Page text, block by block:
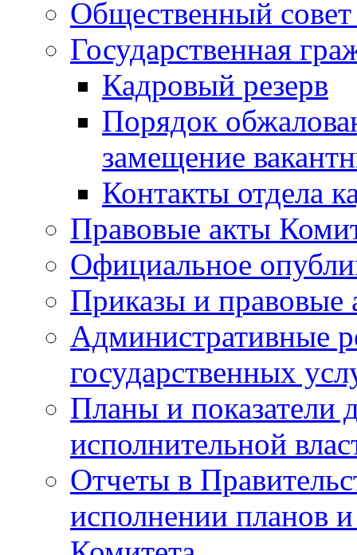
Общественный совет
Государственная
Кадровый резерв
Порядок
замещение
Контакты отдела
Правовые акты
Официальное
Приказы и правовые
Административные
государственных
Планы и показатели
исполнительной
Отчеты в
исполнении планов и